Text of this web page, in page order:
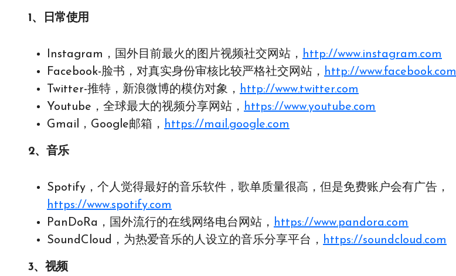
1、日常使用
Instagram，国外目前最火的图片视频社交网站， http://www.instagram.com
Facebook-脸书，对真实身份审核比较严格社交网站， http://www.facebook.com
Twitter-推特，新浪微博的模仿对象， http://www.twitter.com
Youtube，全球最大的视频分享网站， https://www.youtube.com
Gmail，Google邮箱， https://mail.google.com
2、音乐
Spotify，个人觉得最好的音乐软件，歌单质量很高，但是免费账户会有广告，
https://www.spotify.com
PanDoRa，国外流行的在线网络电台网站， https://www.pandora.com
SoundCloud，为热爱音乐的人设立的音乐分享平台， https://soundcloud.com
3、视频